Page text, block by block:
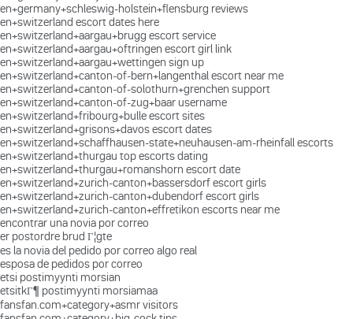
en+germany+schleswig-holstein+flensburg reviews
en+switzerland escort dates here
en+switzerland+aargau+brugg escort service
en+switzerland+aargau+oftringen escort girl link
en+switzerland+aargau+wettingen sign up
en+switzerland+canton-of-bern+langenthal escort near me
en+switzerland+canton-of-solothurn+grenchen support
en+switzerland+canton-of-zug+baar username
en+switzerland+fribourg+bulle escort sites
en+switzerland+grisons+davos escort dates
en+switzerland+schaffhausen-state+neuhausen-am-rheinfall escorts
en+switzerland+thurgau top escorts dating
en+switzerland+thurgau+romanshorn escort date
en+switzerland+zurich-canton+bassersdorf escort girls
en+switzerland+zurich-canton+dubendorf escort girls
en+switzerland+zurich-canton+effretikon escorts near me
encontrar una novia por correo
er postordre brud Г¦gte
es la novia del pedido por correo algo real
esposa de pedidos por correo
etsi postimyynti morsian
etsitkГ¶ postimyynti morsiamaa
fansfan.com+category+asmr visitors